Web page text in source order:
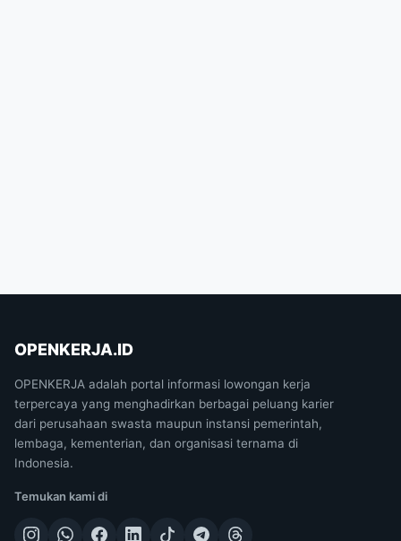
OPENKERJA.ID
OPENKERJA adalah portal informasi lowongan kerja
terpercaya yang menghadirkan berbagai peluang karier
dari perusahaan swasta maupun instansi pemerintah,
lembaga, kementerian, dan organisasi ternama di
Indonesia.
Temukan kami di